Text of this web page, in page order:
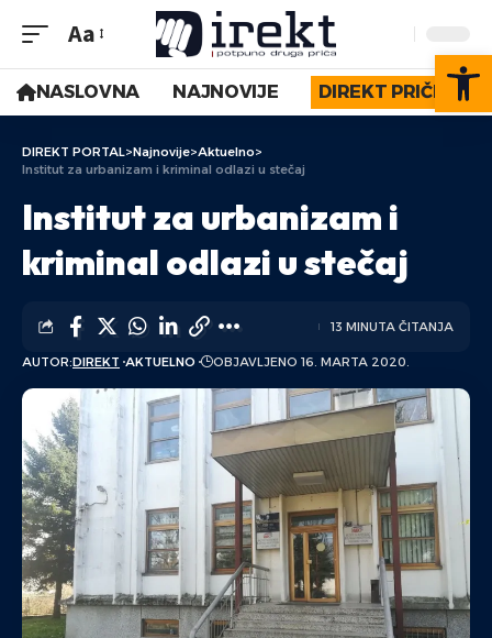
Aa
NASLOVNA NAJNOVIJE DIREKT PRIČE
DIREKT PORTAL>Najnovije>Aktuelno>
Institut za urbanizam i kriminal odlazi u stečaj
Institut za urbanizam i
kriminal odlazi u stečaj
AUTOR:DIREKT AKTUELNO OBJAVLJENO 16. MARTA 2020.
13 MINUTA ČITANJA